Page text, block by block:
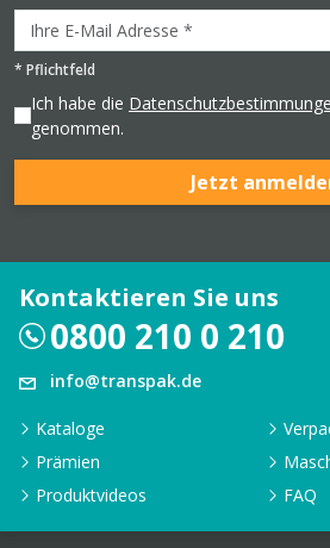
* Pflichtfeld
Ich habe die
genommen.
Jetzt
Kontaktieren Sie uns
0800 210 0 210
info@transpak.de
Kataloge
Prämien
Produktvideos
FAQ